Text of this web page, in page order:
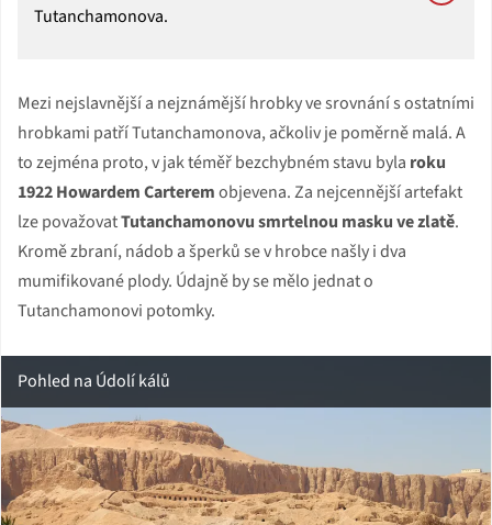
Tutanchamonova.
Mezi nejslavnější a nejznámější hrobky ve srovnání s ostatními
hrobkami patří Tutanchamonova, ačkoliv je poměrně malá. A
to zejména proto, v jak téměř bezchybném stavu byla roku
1922 Howardem Carteremobjevena. Za nejcennější artefakt
lze považovatTutanchamonovu smrtelnou masku ve zlatě.
Kromě zbraní, nádob a šperků se v hrobce našly i dva
mumifikované plody. Údajně by se mělo jednat o
Tutanchamonovi potomky.
Pohled na Údolí kálů